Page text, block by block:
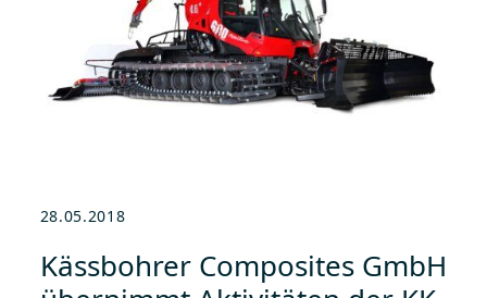
28.05.2018
Kässbohrer Composites GmbH